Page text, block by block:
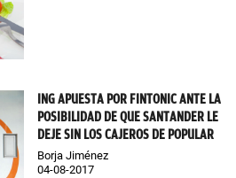
ING APUESTA POR FINTONIC ANTE LA
POSIBILIDAD DE QUE SANTANDER LE
DEJE SIN LOS CAJEROS DE POPULAR
Borja Jiménez
04-08-2017